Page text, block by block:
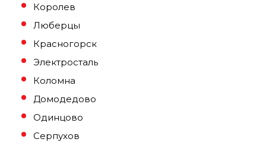
Королев
Люберцы
Красногорск
Электросталь
Коломна
Домодедово
Одинцово
Серпухов